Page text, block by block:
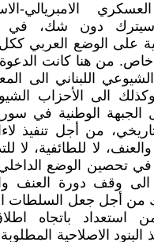
الامبريالي-
سيترك دون شك، في
على الوضع العربي
خاص. من هنا كانت
اللبناني الى
الى الأحزاب
الجبهة الوطنية في
من أجل تنفيذ
والعنف، لا للطائفية، لا
تحصين الوضع
الى وقف دورة العنف
من أجل جعل السلطات
استعداد باتجاه
البنود الاصلاحية